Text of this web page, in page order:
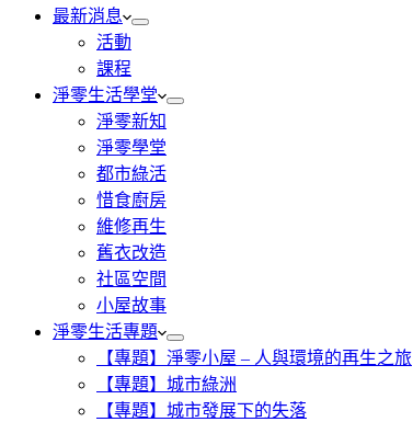
最新消息
活動
課程
淨零生活學堂
淨零新知
淨零學堂
都市綠活
惜食廚房
維修再生
舊衣改造
社區空間
小屋故事
淨零生活專題
【專題】淨零小屋 – 人與環境的再生之旅
【專題】城市綠洲
【專題】城市發展下的失落